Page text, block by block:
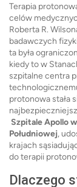
Terapia
celów
Roberta R.
badawczych
ta była
kiedy to w
szpitalne centra
protonowa stała
Szpitale Apollo
Południowej,
krajach
do terapii
Dlaczego